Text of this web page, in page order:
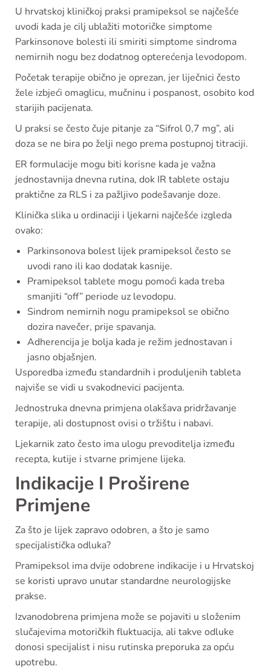
U hrvatskoj kliničkoj praksi pramipeksol se najčešće
uvodi kada je cilj ublažiti motoričke simptome
Parkinsonove bolesti ili smiriti simptome sindroma
nemirnih nogu bez dodatnog opterećenja levodopom.
Početak terapije obično je oprezan, jer liječnici često
žele izbjeći omaglicu, mučninu i pospanost, osobito kod
starijih pacijenata.
U praksi se često čuje pitanje za “Sifrol 0,7 mg”, ali
doza se ne bira po želji nego prema postupnoj titraciji.
ER formulacije mogu biti korisne kada je važna
jednostavnija dnevna rutina, dok IR tablete ostaju
praktične za RLS i za pažljivo podešavanje doze.
Klinička slika u ordinaciji i ljekarni najčešće izgleda
ovako:
Parkinsonova bolest lijek pramipeksol često se
uvodi rano ili kao dodatak kasnije.
Pramipeksol tablete mogu pomoći kada treba
smanjiti “off” periode uz levodopu.
Sindrom nemirnih nogu pramipeksol se obično
dozira navečer, prije spavanja.
Adherencija je bolja kada je režim jednostavan i
jasno objašnjen.
Usporedba između standardnih i produljenih tableta
najviše se vidi u svakodnevici pacijenta.
Jednostruka dnevna primjena olakšava pridržavanje
terapije, ali dostupnost ovisi o tržištu i nabavi.
Ljekarnik zato često ima ulogu prevoditelja između
recepta, kutije i stvarne primjene lijeka.
Indikacije I Proširene
Primjene
Za što je lijek zapravo odobren, a što je samo
specijalistička odluka?
Pramipeksol ima dvije odobrene indikacije i u Hrvatskoj
se koristi upravo unutar standardne neurologijske
prakse.
Izvanodobrena primjena može se pojaviti u složenim
slučajevima motoričkih fluktuacija, ali takve odluke
donosi specijalist i nisu rutinska preporuka za opću
upotrebu.